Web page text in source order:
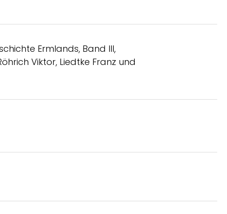
Ermlands, Band III,
Viktor, Liedtke Franz und